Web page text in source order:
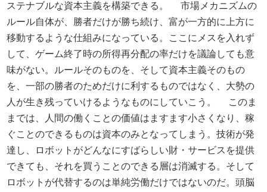
ステナブルな資本主義を構築できる。 市場メカニズムの
ルール自体が、勝者だけが勝ち続け、富が一方的に上方に
移動するような仕組みになっている。ここにメスを入れず
して、ゲーム終了時の所得再分配の率だけを議論しても意
味がない。ルールそのものを、そして資本主義そのもの
を、一部の勝者のためだけに利するものではなく、大勢の
人が生き残っていけるようなものにしていこう。 このま
までは、人間の働くことの価値はますます小さくなり、稼
ぐことのできるものは資本のみとなってしまう。技術が発
達し、ロボットがどんなにすばらしい財・サービスを提供
できても、それを買うことのできる層は消滅する。そして
ロボットが代替するのは単純労働だけではないのだ。頭脳